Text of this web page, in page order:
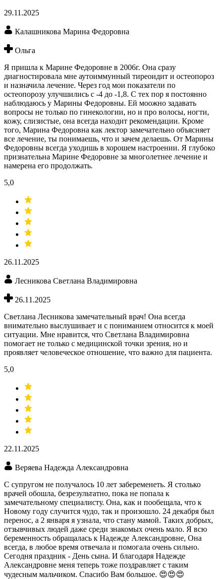
29.11.2025
Калашникова Марина Федоровна
Ольга
Я пришла к Марине Федоровне в 2006г. Она сразу
диагностировала мне аутоиммунный тиреоидит и остеопороз
и назначила лечение. Через год мои показатели по
остеопорозу улучшились с -4 до -1,8. С тех пор я постоянно
наблюдаюсь у Марины Федоровны. Ей моожно задавать
вопросы не только по гинекологии, но и про волосы, ногти,
кожу, слизистые, она всегда находит рекомендации. Кроме
того, Марина Федоровна как лектор замечательно объясняет
все лечение, ты понимаешь, что и зачем делаешь. От Марины
Федоровны всегда уходишь в хорошем настроении. Я глубоко
признательна Марине Федоровне за многолетнее лечение и
намерена его продолжать.
5,0
26.11.2025
Лесникова Светлана Владимировна
26.11.2025
Светлана Лесникова замечательный врач! Она всегда
внимательно выслушивает и с пониманием относится к моей
ситуации. Мне нравится, что Светлана Владимировна
помогает не только с медицинской точки зрения, но и
проявляет человеческое отношение, что важно для пациента.
5,0
22.11.2025
Веряева Надежда Александровна
С супругом не получалось 10 лет забеременеть. Я столько
врачей обошла, безрезультатно, пока не попала к
замечательному специалисту. Она, как и пообещала, что к
Новому году случится чудо, так и произошло. 24 декабря был
перенос, а 2 января я узнала, что стану мамой. Таких добрых,
отзывчивых людей даже среди знакомых очень мало. Я всю
беременность обращалась к Надежде Александровне, Она
всегда, в любое время отвечала и помогала очень сильно.
Сегодня праздник - День сына. И благодаря Надежде
Александровне меня теперь тоже поздравляет с таким
чудесным мальчиком. Спасибо Вам большое. 😍😍😍